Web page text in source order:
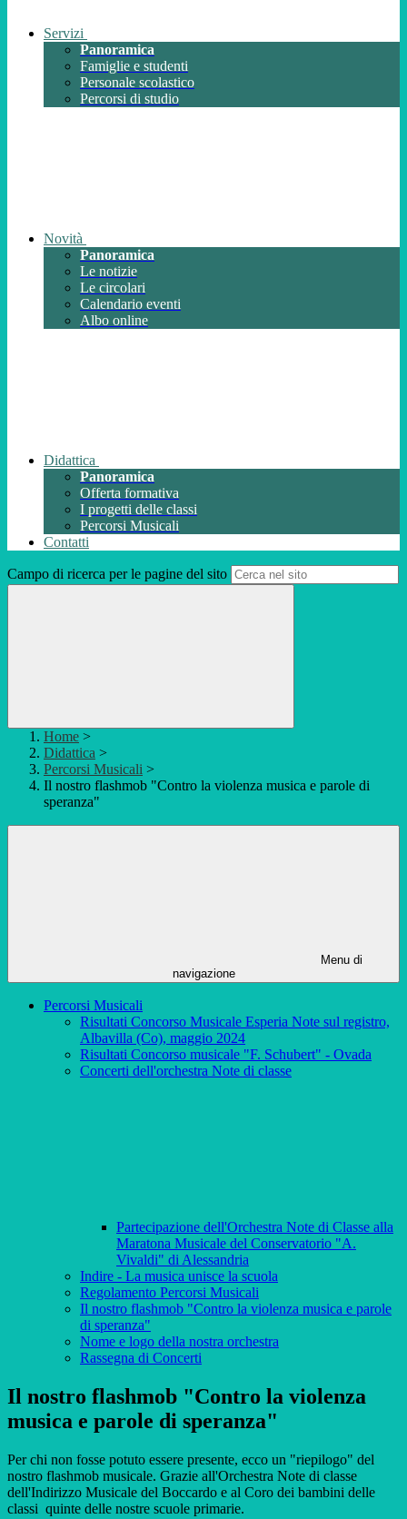
Servizi
Panoramica
Famiglie e studenti
Personale scolastico
Percorsi di studio
Novità
Panoramica
Le notizie
Le circolari
Calendario eventi
Albo online
Didattica
Panoramica
Offerta formativa
I progetti delle classi
Percorsi Musicali
Contatti
Campo di ricerca per le pagine del sito
Home >
Didattica >
Percorsi Musicali >
Il nostro flashmob "Contro la violenza musica e parole di
speranza"
Menu di
navigazione
Percorsi Musicali
Risultati Concorso Musicale Esperia Note sul registro,
Albavilla (Co), maggio 2024
Risultati Concorso musicale "F. Schubert" - Ovada
Concerti dell'orchestra Note di classe
Partecipazione dell'Orchestra Note di Classe alla
Maratona Musicale del Conservatorio "A.
Vivaldi" di Alessandria
Indire - La musica unisce la scuola
Regolamento Percorsi Musicali
Il nostro flashmob "Contro la violenza musica e parole
di speranza"
Nome e logo della nostra orchestra
Rassegna di Concerti
Il nostro flashmob "Contro la violenza
musica e parole di speranza"
Per chi non fosse potuto essere presente, ecco un "riepilogo" del
nostro flashmob musicale. Grazie all'Orchestra Note di classe
dell'Indirizzo Musicale del Boccardo e al Coro dei bambini delle
classi quinte delle nostre scuole primarie.